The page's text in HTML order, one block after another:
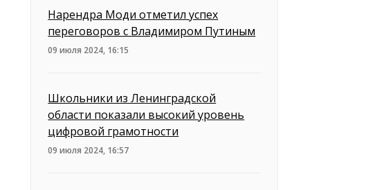
Нарендра Моди отметил успех
переговоров с Владимиром Путиным
09 июля 2024, 16:15
Школьники из Ленинградской
области показали высокий уровень
цифровой грамотности
09 июля 2024, 16:57